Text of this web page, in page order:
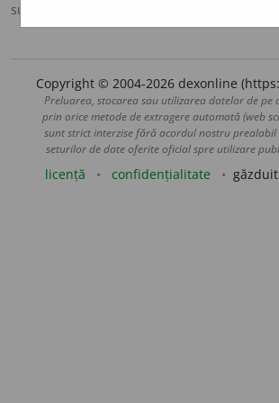
sursa:
Copyright © 2004-2026 dexonline
Preluarea, stocarea sau utilizarea datelor de pe
prin orice metode de extragere automată (web
sunt strict interzise fără acordul nostru prealabil
seturilor de date oferite oficial spre utilizare
licență confidențialitate